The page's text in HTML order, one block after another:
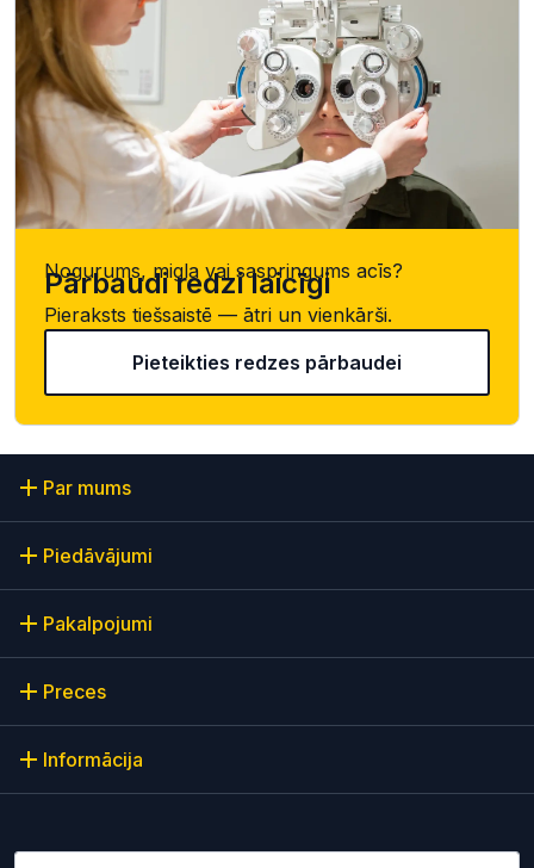
Nogurums, migla vai saspringums acīs?
Pārbaudi redzi laicīgi
Pieraksts tiešsaistē — ātri un vienkārši.
Pieteikties redzes pārbaudei
Par mums
Piedāvājumi
Pakalpojumi
Preces
Informācija
Lūdzu ievadiet e-pasta adresi